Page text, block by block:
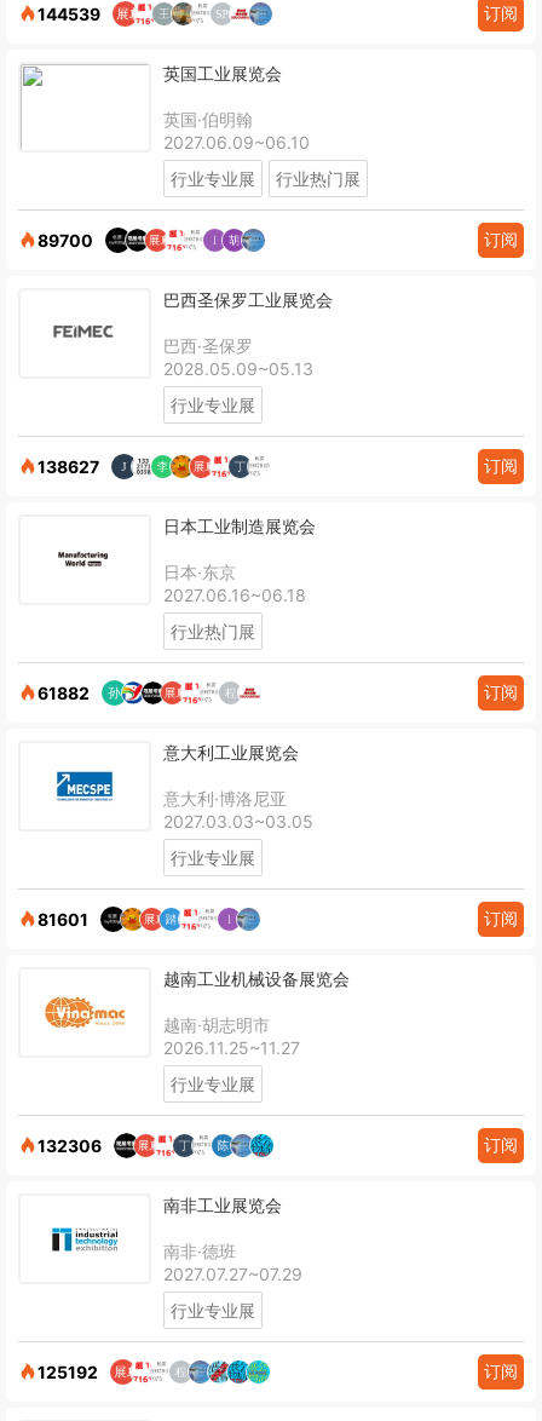
144539 订阅
英国工业展览会
英国·伯明翰
2027.06.09~06.10
行业专业展
行业热门展
89700 订阅
巴西圣保罗工业展览会
巴西·圣保罗
2028.05.09~05.13
行业专业展
138627 订阅
日本工业制造展览会
日本·东京
2027.06.16~06.18
行业热门展
61882 订阅
意大利工业展览会
意大利·博洛尼亚
2027.03.03~03.05
行业专业展
81601 订阅
越南工业机械设备展览会
越南·胡志明市
2026.11.25~11.27
行业专业展
132306 订阅
南非工业展览会
南非·德班
2027.07.27~07.29
行业专业展
125192 订阅